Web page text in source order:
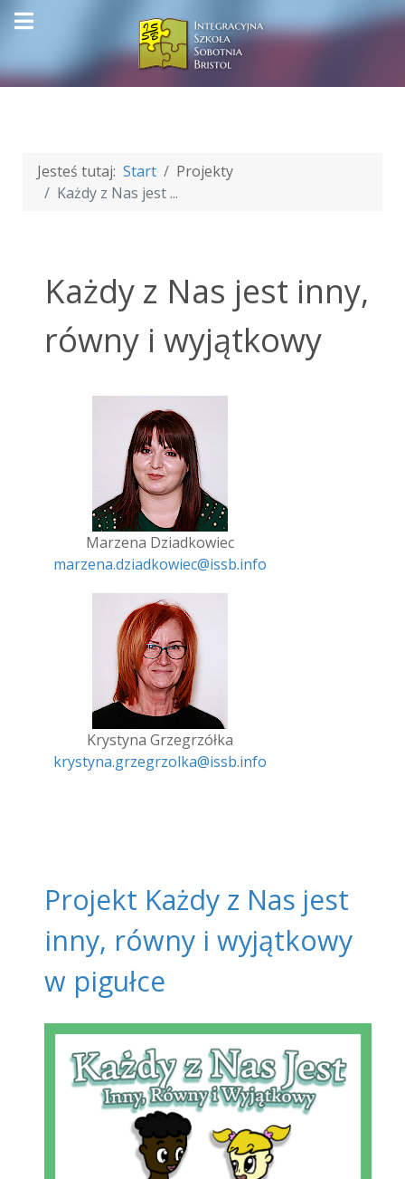
Jesteś tutaj: Start
Projekty
Każdy z Nas jest ...
Każdy z Nas jest inny,
równy i wyjątkowy
Marzena Dziadkowiec
marzena.dziadkowiec@issb.info
Krystyna Grzegrzółka
krystyna.grzegrzolka@issb.info
Projekt Każdy z Nas jest
inny, równy i wyjątkowy
w pigułce